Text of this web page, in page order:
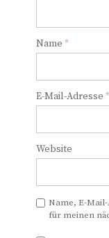
Name *
E-Mail-Adresse *
Website
Name, E-
für meinen